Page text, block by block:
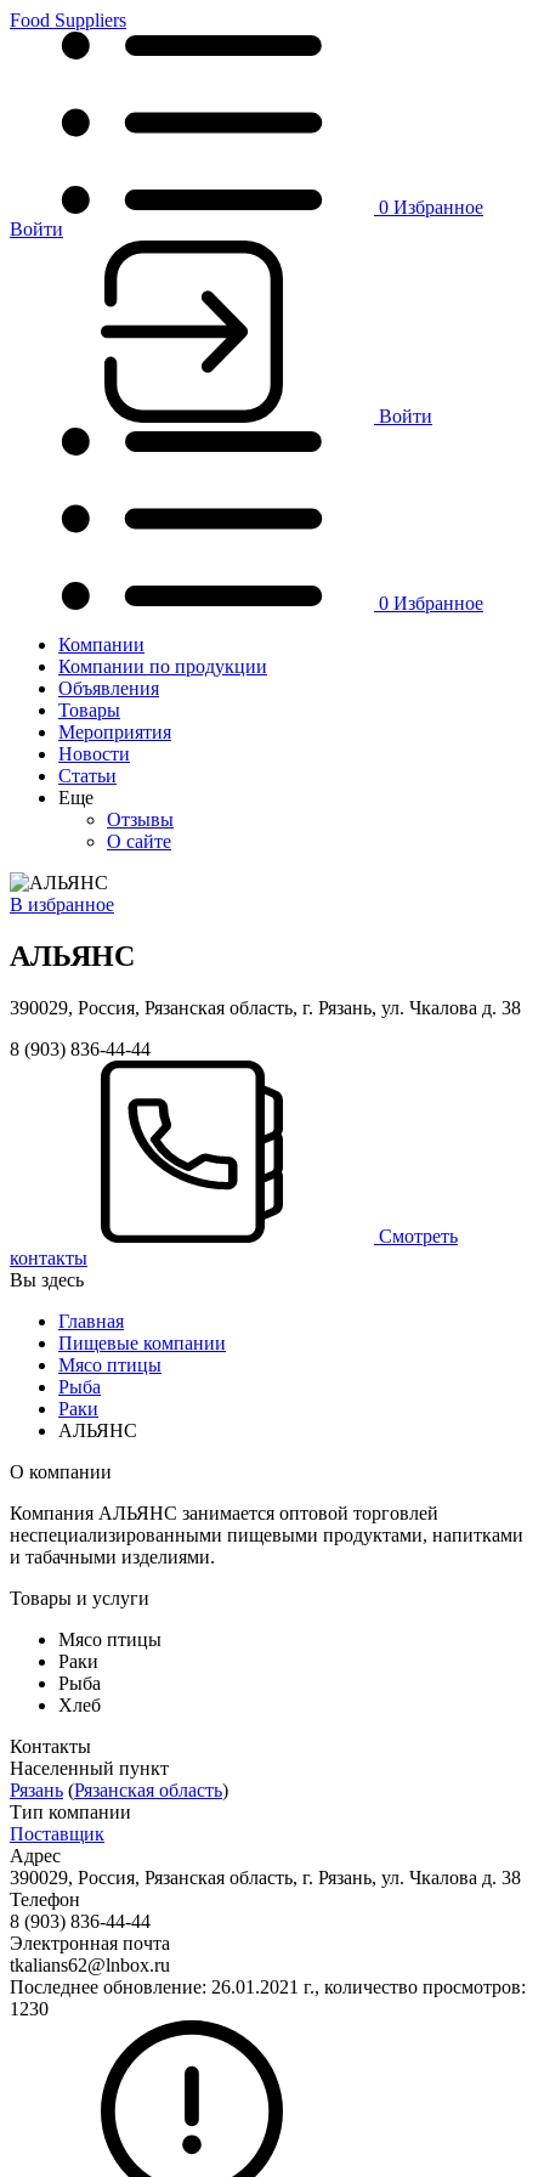
Food Suppliers
0 Избранное
Войти
Войти
0 Избранное
Компании
Компании по продукции
Объявления
Товары
Мероприятия
Новости
Статьи
Еще
Отзывы
О сайте
В избранное
АЛЬЯНС
390029, Россия, Рязанская область, г. Рязань, ул. Чкалова д. 38
8 (903) 836-44-44
Смотреть
контакты
Вы здесь
Главная
Пищевые компании
Мясо птицы
Рыба
Раки
АЛЬЯНС
О компании
Компания АЛЬЯНС занимается оптовой торговлей
неспециализированными пищевыми продуктами, напитками
и табачными изделиями.
Товары и услуги
Мясо птицы
Раки
Рыба
Хлеб
Контакты
Населенный пункт
Рязань (Рязанская область)
Тип компании
Поставщик
Адрес
390029, Россия, Рязанская область, г. Рязань, ул. Чкалова д. 38
Телефон
8 (903) 836-44-44
Электронная почта
tkalians62@lnbox.ru
Последнее обновление: 26.01.2021 г., количество просмотров:
1230